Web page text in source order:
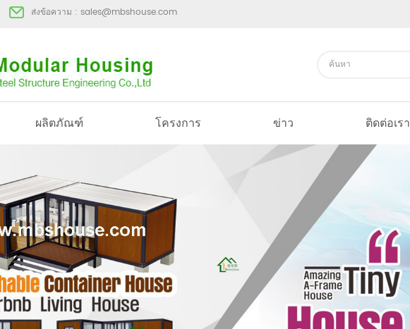
ส่งข้อความ : sales@mbshouse.com
ผลิตภัณฑ์ โครงการ ข่าว ติดต่อเรา